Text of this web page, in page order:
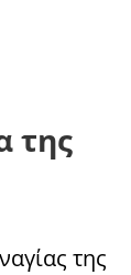
της
της